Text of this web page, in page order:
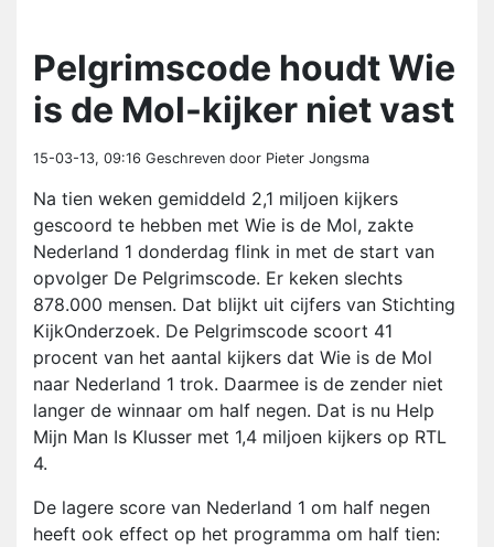
Pelgrimscode houdt Wie
is de Mol-kijker niet vast
15-03-13, 09:16 Geschreven door Pieter Jongsma
Na tien weken gemiddeld 2,1 miljoen kijkers
gescoord te hebben met Wie is de Mol, zakte
Nederland 1 donderdag flink in met de start van
opvolger De Pelgrimscode. Er keken slechts
878.000 mensen. Dat blijkt uit cijfers van Stichting
KijkOnderzoek. De Pelgrimscode scoort 41
procent van het aantal kijkers dat Wie is de Mol
naar Nederland 1 trok. Daarmee is de zender niet
langer de winnaar om half negen. Dat is nu Help
Mijn Man Is Klusser met 1,4 miljoen kijkers op RTL
4.
De lagere score van Nederland 1 om half negen
heeft ook effect op het programma om half tien: